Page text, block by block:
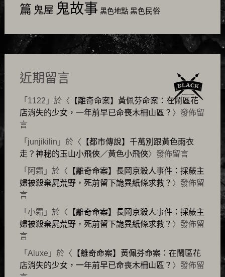
篇 鬼屋 鬼故事 黑色地點 黑色民俗
近期留言
「 1122 」於〈 【離奇命案】黃佩芬命案：在鬧區花
店消失的少女，一年前早已命喪木柵山區？ 〉發佈留
言
「 junjikilin 」於〈 【都市傳說】千萬別跟黃色雨衣
走？神秘的玉山小飛俠／黃色小飛俠〉發佈留言
「 阿霜 」於〈 【離奇命案】長岡京殺人事件：採蕨主
婦被殺棄屍荒野，死前留下詭異紙條求救？ 〉發佈留
言
「 小霜 」於〈 【離奇命案】長岡京殺人事件：採蕨主
婦被殺棄屍荒野，死前留下詭異紙條求救？ 〉發佈留
言
「 Aluxe 」於〈 【離奇命案】黃佩芬命案：在鬧區花
店消失的少女，一年前早已命喪木柵山區？ 〉發佈留